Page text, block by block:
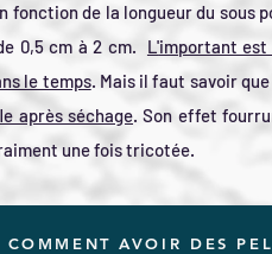
fonction de la longueur du sous
0,5 cm à 2 cm. L'important est
le temps. Mais il faut savoir que
après séchage.Son effet
une fois tricotée.
COMMENT AVOIR DES